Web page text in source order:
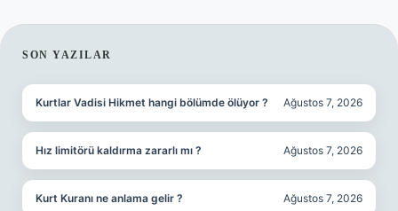
SIDEBAR
SON YAZILAR
Kurtlar Vadisi Hikmet hangi bölümde ölüyor ? Ağustos 7, 2026
Hız limitörü kaldırma zararlı mı ? Ağustos 7, 2026
Kurt Kuranı ne anlama gelir ? Ağustos 7, 2026